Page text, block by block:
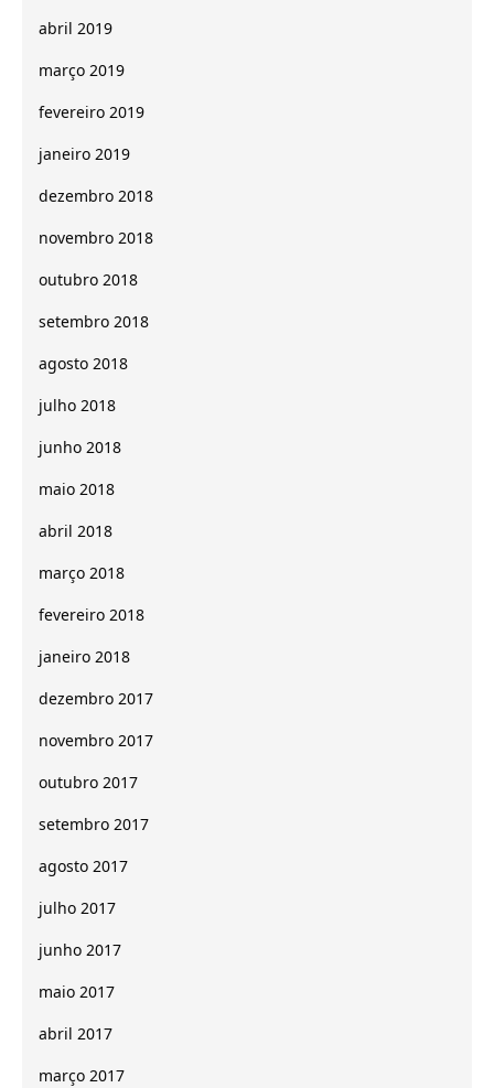
abril 2019
março 2019
fevereiro 2019
janeiro 2019
dezembro 2018
novembro 2018
outubro 2018
setembro 2018
agosto 2018
julho 2018
junho 2018
maio 2018
abril 2018
março 2018
fevereiro 2018
janeiro 2018
dezembro 2017
novembro 2017
outubro 2017
setembro 2017
agosto 2017
julho 2017
junho 2017
maio 2017
abril 2017
março 2017